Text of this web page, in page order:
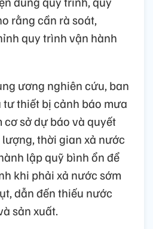
rằng cần rà soát,
quy trình vận hành
ương nghiên cứu, ban
thiết bị cảnh báo mưa
sở dự báo và quyết
thời gian xả nước
lập quỹ bình ổn để
khi phải xả nước sớm
dẫn đến thiếu nước
sản xuất.